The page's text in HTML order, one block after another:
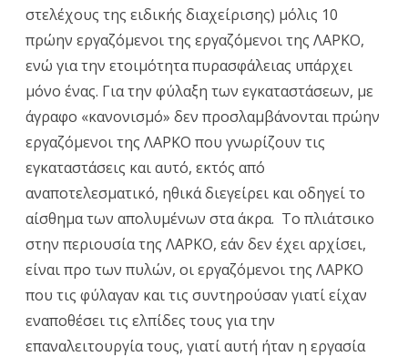
στελέχους της ειδικής διαχείρισης) μόλις 10
πρώην εργαζόμενοι της εργαζόμενοι της ΛΑΡΚΟ,
ενώ για την ετοιμότητα πυρασφάλειας υπάρχει
μόνο ένας. Για την φύλαξη των εγκαταστάσεων, με
άγραφο «κανονισμό» δεν προσλαμβάνονται πρώην
εργαζόμενοι της ΛΑΡΚΟ που γνωρίζουν τις
εγκαταστάσεις και αυτό, εκτός από
αναποτελεσματικό, ηθικά διεγείρει και οδηγεί το
αίσθημα των απολυμένων στα άκρα. Το πλιάτσικο
στην περιουσία της ΛΑΡΚΟ, εάν δεν έχει αρχίσει,
είναι προ των πυλών, οι εργαζόμενοι της ΛΑΡΚΟ
που τις φύλαγαν και τις συντηρούσαν γιατί είχαν
εναποθέσει τις ελπίδες τους για την
επαναλειτουργία τους, γιατί αυτή ήταν η εργασία